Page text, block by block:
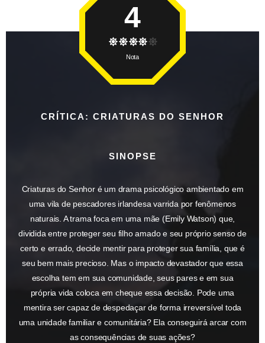
CRÍTICA: CRIATURAS DO SENHOR
SINOPSE
Criaturas do Senhor é um drama psicológico ambientado em
uma vila de pescadores irlandesa varrida por fenômenos
naturais. A trama foca em uma mãe (Emily Watson) que,
dividida entre proteger seu filho amado e seu próprio senso de
certo e errado, decide mentir para proteger sua família, que é
seu bem mais precioso. Mas o impacto devastador que essa
escolha tem em sua comunidade, seus pares e em sua
própria vida coloca em cheque essa decisão. Pode uma
mentira ser capaz de despedaçar de forma irreversível toda
uma unidade familiar e comunitária? Ela conseguirá arcar com
as consequências de suas ações?
4
Nota